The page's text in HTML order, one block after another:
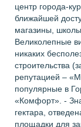
центр города-
ближайшей
магазины,
Великолепные
никаких
строительства
репутацией –
популярные в
«Комфорт». -
гектара,
площадки для